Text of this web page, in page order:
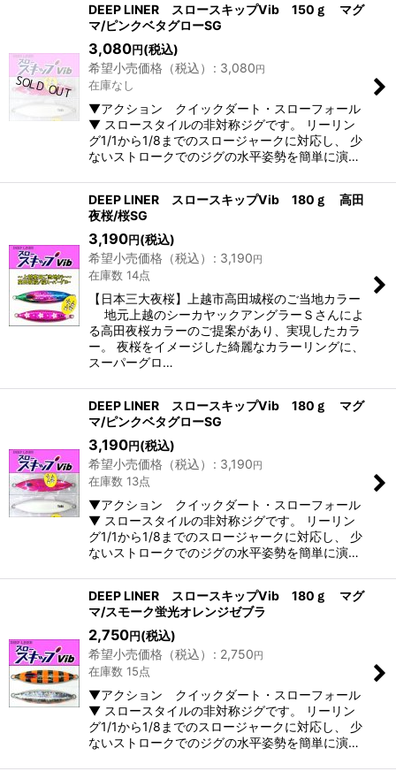
DEEP LINER スロースキップVib 150ｇ マグ
マ/ピンクベタグローSG
3,080円(税込)
希望小売価格（税込）
: 3,080円
在庫なし
▼アクション クイックダート・スローフォール
▼ スロースタイルの非対称ジグです。 リーリン
グ1/1から1/8までのスロージャークに対応し、 少
ないストロークでのジグの水平姿勢を簡単に演…
DEEP LINER スロースキップVib 180ｇ 高田
夜桜/桜SG
3,190円(税込)
希望小売価格（税込）
: 3,190円
在庫数 14点
【日本三大夜桜】上越市高田城桜のご当地カラー
地元上越のシーカヤックアングラーＳさんによ
る高田夜桜カラーのご提案があり、実現したカラ
ー。 夜桜をイメージした綺麗なカラーリングに、
スーパーグロ…
DEEP LINER スロースキップVib 180ｇ マグ
マ/ピンクベタグローSG
3,190円(税込)
希望小売価格（税込）
: 3,190円
在庫数 13点
▼アクション クイックダート・スローフォール
▼ スロースタイルの非対称ジグです。 リーリン
グ1/1から1/8までのスロージャークに対応し、 少
ないストロークでのジグの水平姿勢を簡単に演…
DEEP LINER スロースキップVib 180ｇ マグ
マ/スモーク蛍光オレンジゼブラ
2,750円(税込)
希望小売価格（税込）
: 2,750円
在庫数 15点
▼アクション クイックダート・スローフォール
▼ スロースタイルの非対称ジグです。 リーリン
グ1/1から1/8までのスロージャークに対応し、 少
ないストロークでのジグの水平姿勢を簡単に演…